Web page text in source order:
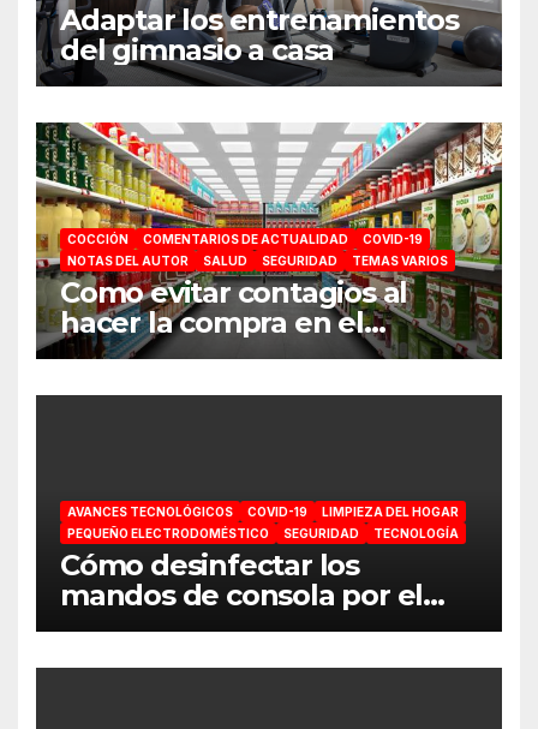
Adaptar los entrenamientos
del gimnasio a casa
COCCIÓN COMENTARIOS DE ACTUALIDAD
COVID-19
NOTAS DEL AUTOR
SALUD SEGURIDAD TEMAS VARIOS
Como evitar contagios al
hacer la compra en el
supermercado
AVANCES TECNOLÓGICOS COVID-19
LIMPIEZA DEL HOGAR
PEQUEÑO ELECTRODOMÉSTICO
SEGURIDAD TECNOLOGÍA
Cómo desinfectar los
mandos de consola por el
coronavirus